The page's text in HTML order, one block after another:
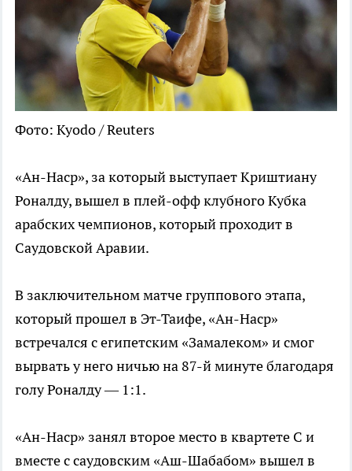
Фото: Kyodo / Reuters
«Ан-Наср», за который выступает Криштиану
Роналду, вышел в плей-офф клубного Кубка
арабских чемпионов, который проходит в
Саудовской Аравии.
В заключительном матче группового этапа,
который прошел в Эт-Таифе, «Ан-Наср»
встречался с египетским «Замалеком» и смог
вырвать у него ничью на 87-й минуте благодаря
голу Роналду — 1:1.
«Ан-Наср» занял второе место в квартете С и
вместе с саудовским «Аш-Шабабом» вышел в